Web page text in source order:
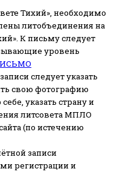
Тихий», необходимо
литобъединения на
К письму следует
уровень
следует указать
свою фотографию
указать страну и
литсовета МПЛО
(по истечению
записи
регистрации и